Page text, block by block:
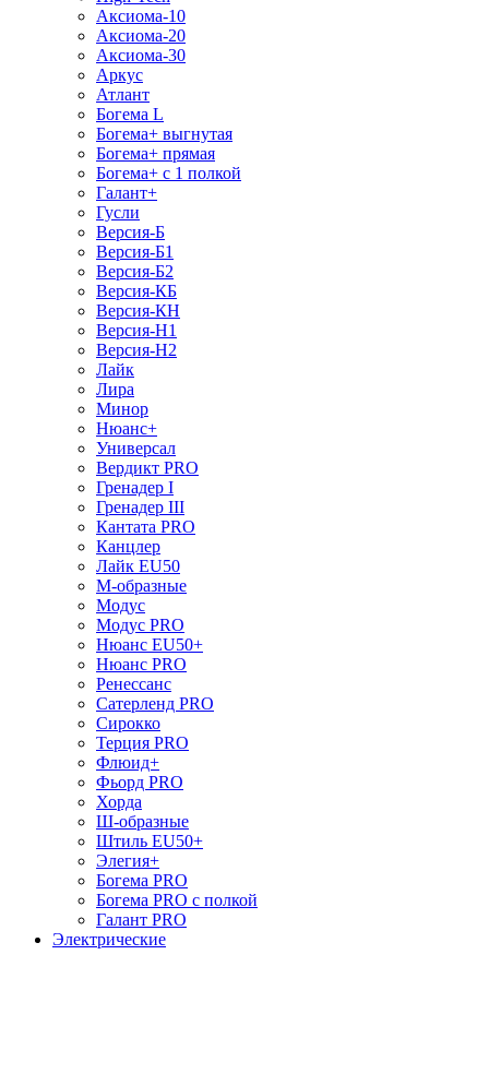
Аксиома-10
Аксиома-20
Аксиома-30
Аркус
Атлант
Богема L
Богема+ выгнутая
Богема+ прямая
Богема+ с 1 полкой
Галант+
Гусли
Версия-Б
Версия-Б1
Версия-Б2
Версия-КБ
Версия-КН
Версия-Н1
Версия-Н2
Лайк
Лира
Минор
Нюанс+
Универсал
Вердикт PRO
Гренадер I
Гренадер III
Кантата PRO
Канцлер
Лайк EU50
М-образные
Модус
Модус PRO
Нюанс EU50+
Нюанс PRO
Ренессанс
Сатерленд PRO
Сирокко
Терция PRO
Флюид+
Фьорд PRO
Хорда
Ш-образные
Штиль EU50+
Элегия+
Богема PRO
Богема PRO с полкой
Галант PRO
Электрические